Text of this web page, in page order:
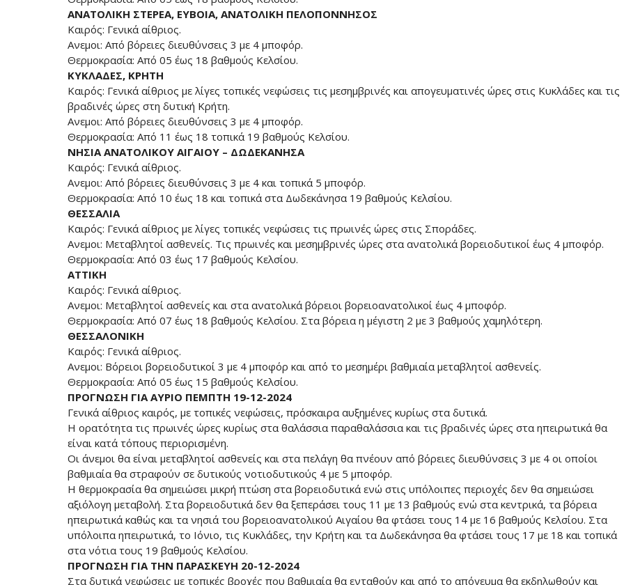
ΑΝΑΤΟΛΙΚΗ ΣΤΕΡΕΑ, ΕΥΒΟΙΑ, ΑΝΑΤΟΛΙΚΗ ΠΕΛΟΠΟΝΝΗΣΟΣ
Καιρός: Γενικά αίθριος.
Ανεμοι: Από βόρειες διευθύνσεις 3 με 4 μποφόρ.
Θερμοκρασία: Από 05 έως 18 βαθμούς Κελσίου.
ΚΥΚΛΑΔΕΣ, ΚΡΗΤΗ
Καιρός: Γενικά αίθριος με λίγες τοπικές νεφώσεις τις μεσημβρινές και απογευματινές ώρες στις Κυκλάδες και τις
βραδινές ώρες στη δυτική Κρήτη.
Ανεμοι: Από βόρειες διευθύνσεις 3 με 4 μποφόρ.
Θερμοκρασία: Από 11 έως 18 τοπικά 19 βαθμούς Κελσίου.
ΝΗΣΙΑ ΑΝΑΤΟΛΙΚΟΥ ΑΙΓΑΙΟΥ – ΔΩΔΕΚΑΝΗΣΑ
Καιρός: Γενικά αίθριος.
Ανεμοι: Από βόρειες διευθύνσεις 3 με 4 και τοπικά 5 μποφόρ.
Θερμοκρασία: Από 10 έως 18 και τοπικά στα Δωδεκάνησα 19 βαθμούς Κελσίου.
ΘΕΣΣΑΛΙΑ
Καιρός: Γενικά αίθριος με λίγες τοπικές νεφώσεις τις πρωινές ώρες στις Σποράδες.
Ανεμοι: Μεταβλητοί ασθενείς. Τις πρωινές και μεσημβρινές ώρες στα ανατολικά βορειοδυτικοί έως 4 μποφόρ.
Θερμοκρασία: Από 03 έως 17 βαθμούς Κελσίου.
ΑΤΤΙΚΗ
Καιρός: Γενικά αίθριος.
Ανεμοι: Μεταβλητοί ασθενείς και στα ανατολικά βόρειοι βορειοανατολικοί έως 4 μποφόρ.
Θερμοκρασία: Από 07 έως 18 βαθμούς Κελσίου. Στα βόρεια η μέγιστη 2 με 3 βαθμούς χαμηλότερη.
ΘΕΣΣΑΛΟΝΙΚΗ
Καιρός: Γενικά αίθριος.
Ανεμοι: Βόρειοι βορειοδυτικοί 3 με 4 μποφόρ και από το μεσημέρι βαθμιαία μεταβλητοί ασθενείς.
Θερμοκρασία: Από 05 έως 15 βαθμούς Κελσίου.
ΠΡΟΓΝΩΣΗ ΓΙΑ ΑΥΡΙΟ ΠΕΜΠΤΗ 19-12-2024
Γενικά αίθριος καιρός, με τοπικές νεφώσεις, πρόσκαιρα αυξημένες κυρίως στα δυτικά.
Η ορατότητα τις πρωινές ώρες κυρίως στα θαλάσσια παραθαλάσσια και τις βραδινές ώρες στα ηπειρωτικά θα
είναι κατά τόπους περιορισμένη.
Οι άνεμοι θα είναι μεταβλητοί ασθενείς και στα πελάγη θα πνέουν από βόρειες διευθύνσεις 3 με 4 οι οποίοι
βαθμιαία θα στραφούν σε δυτικούς νοτιοδυτικούς 4 με 5 μποφόρ.
Η θερμοκρασία θα σημειώσει μικρή πτώση στα βορειοδυτικά ενώ στις υπόλοιπες περιοχές δεν θα σημειώσει
αξιόλογη μεταβολή. Στα βορειοδυτικά δεν θα ξεπεράσει τους 11 με 13 βαθμούς ενώ στα κεντρικά, τα βόρεια
ηπειρωτικά καθώς και τα νησιά του βορειοανατολικού Αιγαίου θα φτάσει τους 14 με 16 βαθμούς Κελσίου. Στα
υπόλοιπα ηπειρωτικά, το Ιόνιο, τις Κυκλάδες, την Κρήτη και τα Δωδεκάνησα θα φτάσει τους 17 με 18 και τοπικά
στα νότια τους 19 βαθμούς Κελσίου.
ΠΡΟΓΝΩΣΗ ΓΙΑ ΤΗΝ ΠΑΡΑΣΚΕΥΗ 20-12-2024
Στα δυτικά νεφώσεις με τοπικές βροχές που βαθμιαία θα ενταθούν και από το απόγευμα θα εκδηλωθούν και